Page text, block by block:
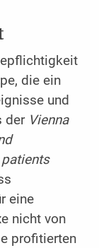
die ein
und
der Vienna
eine
nicht von
profitierten